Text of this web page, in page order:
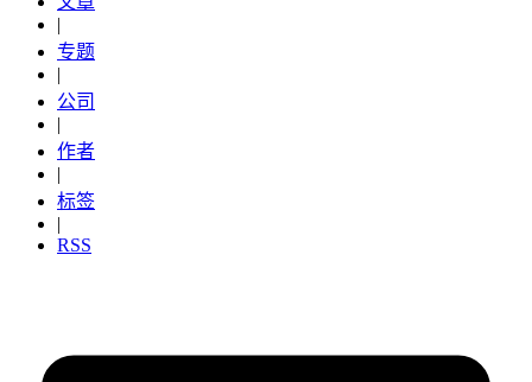
|
专题
|
公司
|
作者
|
标签
|
RSS